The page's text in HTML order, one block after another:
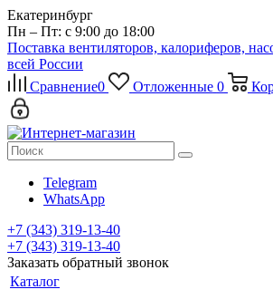
Екатеринбург
Пн – Пт: с 9:00 до 18:00
Поставка вентиляторов, калориферов,
всей России
Сравнение0 Отложенные 0
Telegram
WhatsApp
+7 (343) 319-13-40
+7 (343) 319-13-40
Заказать обратный звонок
Каталог